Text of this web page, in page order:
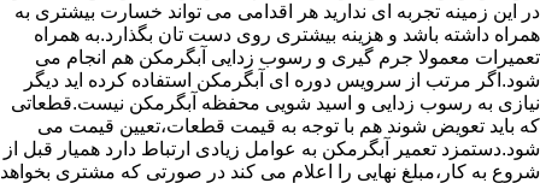
در این زمینه تجربه ای ندارید هر اقدامی می تواند خسارت بیشتری به
همراه داشته باشد و هزینه بیشتری روی دست تان بگذارد.به همراه
تعمیرات معمولا جرم گیری و رسوب زدایی آبگرمکن هم انجام می
شود.اگر مرتب از سرویس دوره ای آبگرمکن استفاده کرده اید دیگر
نیازی به رسوب زدایی و اسید شویی محفظه آبگرمکن نیست.قطعاتی
که باید تعویض شوند هم با توجه به قیمت قطعات،تعیین قیمت می
شود.دستمزد تعمیر آبگرمکن به عوامل زیادی ارتباط دارد همیار قبل از
شروع به کار،مبلغ نهایی را اعلام می کند در صورتی که مشتری بخواهد